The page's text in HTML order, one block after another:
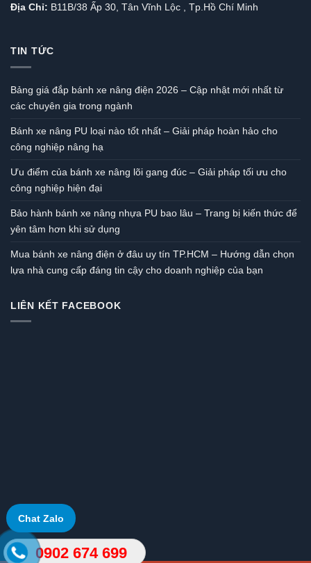
Địa Chỉ: B11B/38 Ấp 30, Tân Vĩnh Lộc , Tp.Hồ Chí Minh
TIN TỨC
Bảng giá đắp bánh xe nâng điện 2026 – Cập nhật mới nhất từ
các chuyên gia trong ngành
Bánh xe nâng PU loại nào tốt nhất – Giải pháp hoàn hảo cho
công nghiệp nâng hạ
Ưu điểm của bánh xe nâng lõi gang đúc – Giải pháp tối ưu cho
công nghiệp hiện đại
Bảo hành bánh xe nâng nhựa PU bao lâu – Trang bị kiến thức để
yên tâm hơn khi sử dụng
Mua bánh xe nâng điện ở đâu uy tín TP.HCM – Hướng dẫn chọn
lựa nhà cung cấp đáng tin cậy cho doanh nghiệp của bạn
LIÊN KẾT FACEBOOK
Chat Zalo
0902 674 699